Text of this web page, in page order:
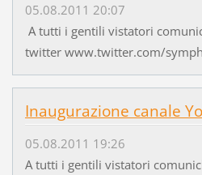
05.08.2011 20:07
A tutti i gentili vistatori
twitter www.twitter.com/
Inaugurazione canale
05.08.2011 19:26
A tutti i gentili vistatori